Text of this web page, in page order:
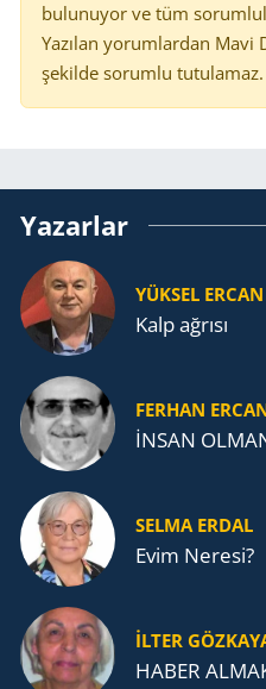
bulunuyor ve tüm
Yazılan yorumlardan Mavi
şekilde sorumlu tutulamaz.
Yazarlar
YÜKSEL ERCAN
Kalp ağrısı
FERHAN
İNSAN
SELMA ERDAL
Evim Neresi?
İLTER
HABER